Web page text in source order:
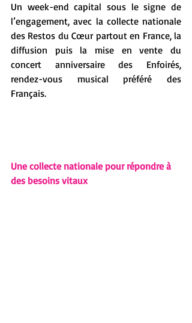
Un week-end capital sous le signe de
l’engagement, avec la collecte nationale
des Restos du Cœur partout en France, la
diffusion puis la mise en vente du
concert anniversaire des Enfoirés,
rendez-vous musical préféré des
Français.
Une collecte nationale pour répondre à
des besoins vitaux